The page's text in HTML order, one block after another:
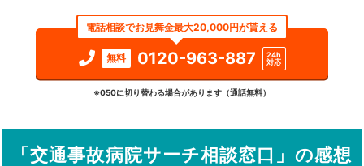
検索する
詳細条件で絞り込む
駅から探す 院名から探す
電話相談でお見舞金最大20,000円が貰える
無料 0120-963-887
24h
対応
※050に切り替わる場合があります（通話無料）
「交通事故病院サーチ相談窓口」の感想